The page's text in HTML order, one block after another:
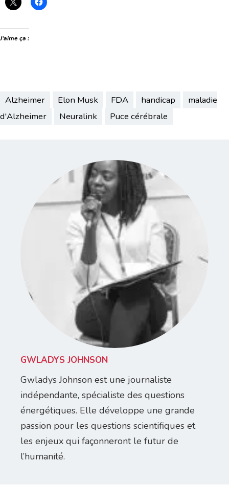
J’aime ça :
Alzheimer Elon Musk FDA handicap
maladie
d'Alzheimer
Neuralink Puce cérébrale
GWLADYS JOHNSON
Gwladys Johnson est une journaliste
indépendante, spécialiste des questions
énergétiques. Elle développe une grande
passion pour les questions scientifiques et
les enjeux qui façonneront le futur de
l’humanité.